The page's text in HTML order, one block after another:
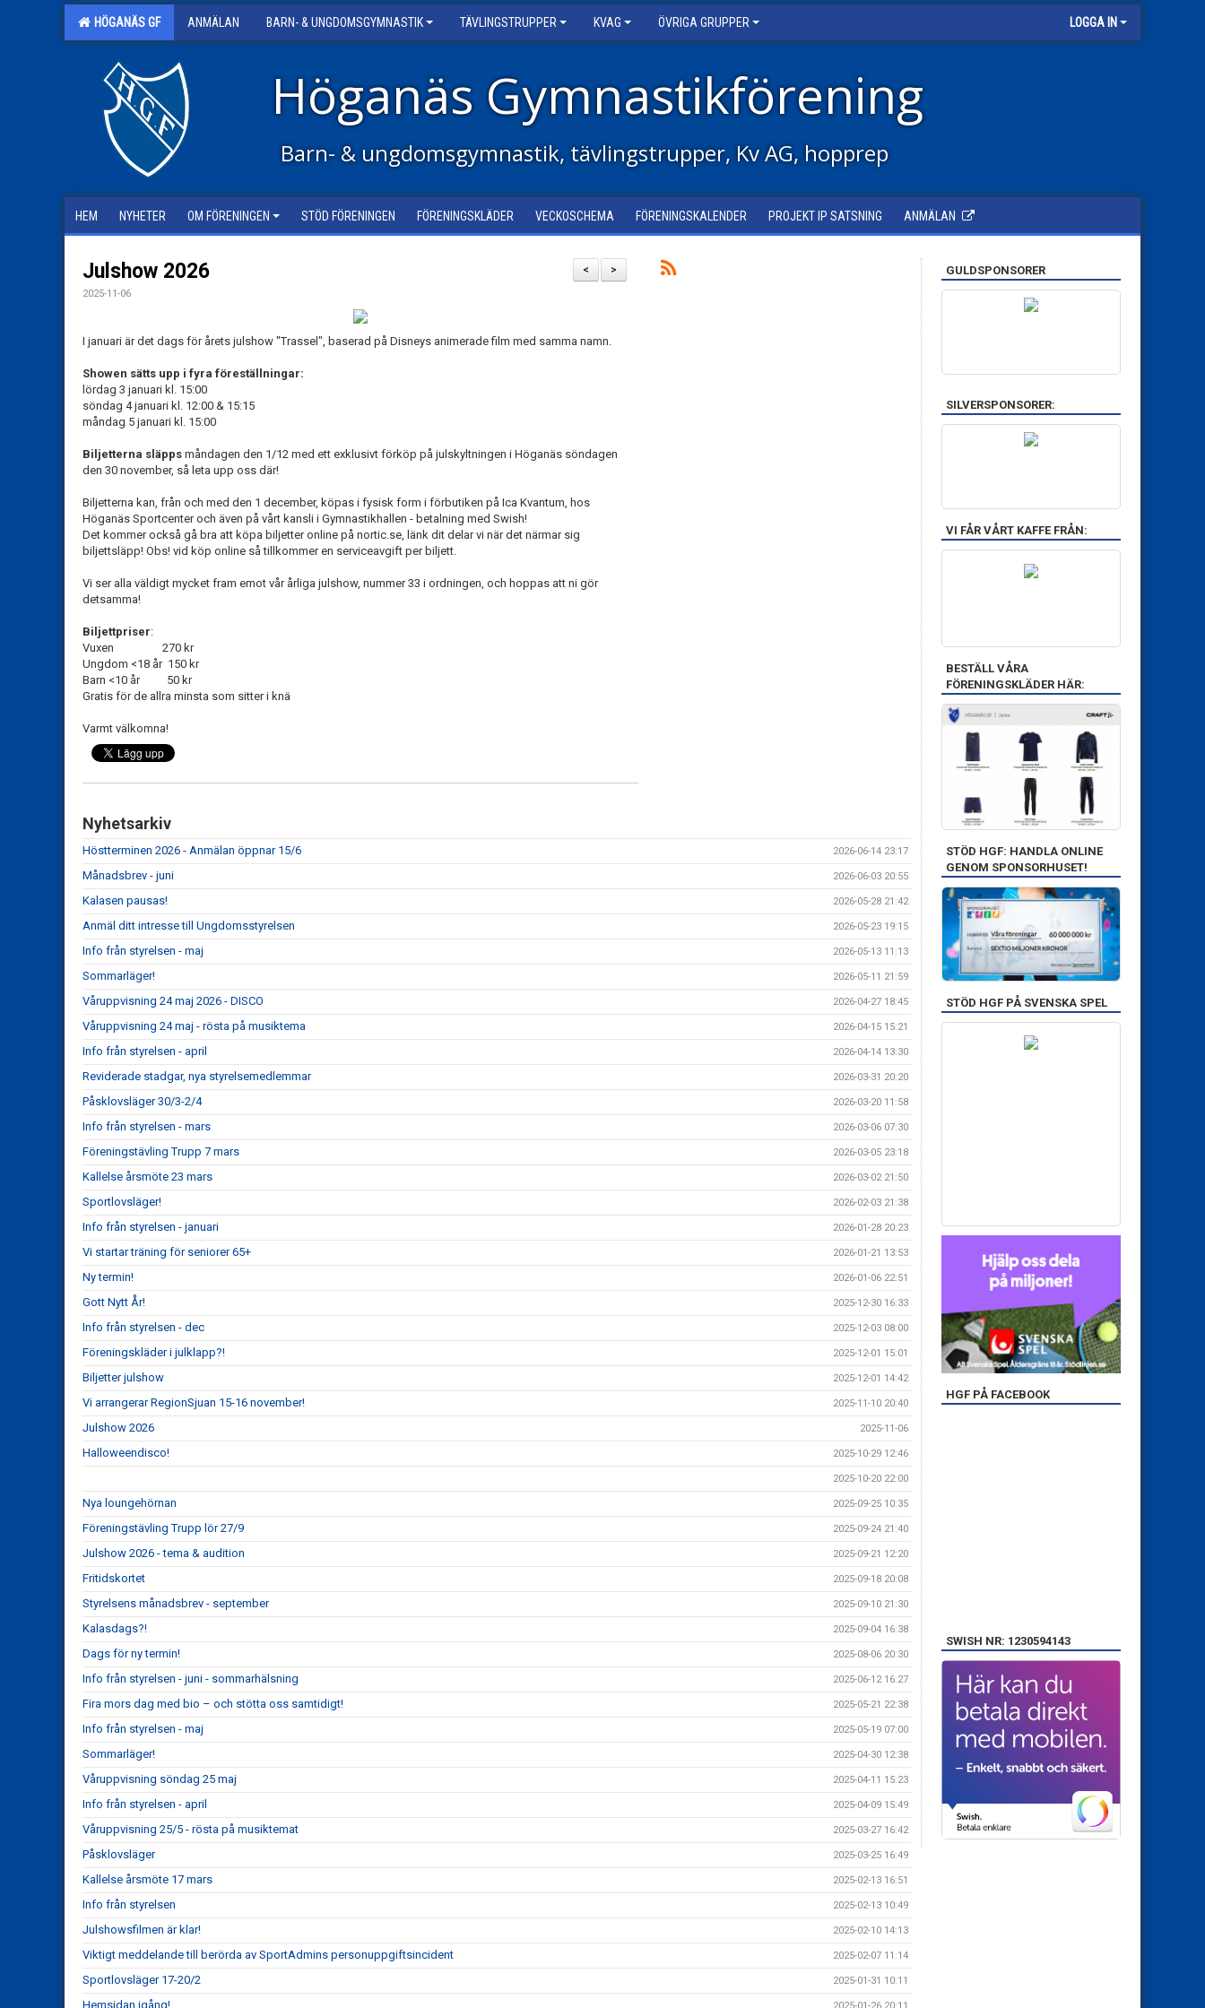
HÖGANÄS GF ANMÄLAN BARN- & UNGDOMSGYMNASTIK TÄVLINGSTRUPPER KVAG ÖVRIGA GRUPPER LOGGA IN
Höganäs Gymnastikförening
Barn- & ungdomsgymnastik, tävlingstrupper, Kv AG, hopprep
HEM NYHETER OM FÖRENINGEN STÖD FÖRENINGEN FÖRENINGSKLÄDER VECKOSCHEMA FÖRENINGSKALENDER PROJEKT IP SATSNING ANMÄLAN
>
<
Julshow 2026
2025-11-06
I januari är det dags för årets julshow "Trassel", baserad på Disneys animerade film med samma namn.
Showen sätts upp i fyra föreställningar:
lördag 3 januari kl. 15:00
söndag 4 januari kl. 12:00 & 15:15
måndag 5 januari kl. 15:00
Biljetterna släpps måndagen den 1/12 med ett exklusivt förköp på julskyltningen i Höganäs söndagen
den 30 november, så leta upp oss där!
Biljetterna kan, från och med den 1 december, köpas i fysisk form i förbutiken på Ica Kvantum, hos
Höganäs Sportcenter och även på vårt kansli i Gymnastikhallen - betalning med Swish!
Det kommer också gå bra att köpa biljetter online på nortic.se, länk dit delar vi när det närmar sig
biljettsläpp! Obs! vid köp online så tillkommer en serviceavgift per biljett.
Vi ser alla väldigt mycket fram emot vår årliga julshow, nummer 33 i ordningen, och hoppas att ni gör
detsamma!
Biljettpriser:
Vuxen 270 kr
Ungdom <18 år 150 kr
Barn <10 år 50 kr
Gratis för de allra minsta som sitter i knä
Varmt välkomna!
Nyhetsarkiv
Höstterminen 2026 - Anmälan öppnar 15/6 2026-06-14 23:17
Månadsbrev - juni 2026-06-03 20:55
Kalasen pausas! 2026-05-28 21:42
Anmäl ditt intresse till Ungdomsstyrelsen 2026-05-23 19:15
Info från styrelsen - maj 2026-05-13 11:13
Sommarläger! 2026-05-11 21:59
Våruppvisning 24 maj 2026 - DISCO 2026-04-27 18:45
Våruppvisning 24 maj - rösta på musiktema 2026-04-15 15:21
Info från styrelsen - april 2026-04-14 13:30
Reviderade stadgar, nya styrelsemedlemmar 2026-03-31 20:20
Påsklovsläger 30/3-2/4 2026-03-20 11:58
Info från styrelsen - mars 2026-03-06 07:30
Föreningstävling Trupp 7 mars 2026-03-05 23:18
Kallelse årsmöte 23 mars 2026-03-02 21:50
Sportlovsläger! 2026-02-03 21:38
Info från styrelsen - januari 2026-01-28 20:23
Vi startar träning för seniorer 65+ 2026-01-21 13:53
Ny termin! 2026-01-06 22:51
Gott Nytt År! 2025-12-30 16:33
Info från styrelsen - dec 2025-12-03 08:00
Föreningskläder i julklapp?! 2025-12-01 15:01
Biljetter julshow 2025-12-01 14:42
Vi arrangerar RegionSjuan 15-16 november! 2025-11-10 20:40
Julshow 2026 2025-11-06
Halloweendisco! 2025-10-29 12:46
2025-10-20 22:00
Nya loungehörnan 2025-09-25 10:35
Föreningstävling Trupp lör 27/9 2025-09-24 21:40
Julshow 2026 - tema & audition 2025-09-21 12:20
Fritidskortet 2025-09-18 20:08
Styrelsens månadsbrev - september 2025-09-10 21:30
Kalasdags?! 2025-09-04 16:38
Dags för ny termin! 2025-08-06 20:30
Info från styrelsen - juni - sommarhälsning 2025-06-12 16:27
Fira mors dag med bio – och stötta oss samtidigt! 2025-05-21 22:38
Info från styrelsen - maj 2025-05-19 07:00
Sommarläger! 2025-04-30 12:38
Våruppvisning söndag 25 maj 2025-04-11 15:23
Info från styrelsen - april 2025-04-09 15:49
Våruppvisning 25/5 - rösta på musiktemat 2025-03-27 16:42
Påsklovsläger 2025-03-25 16:49
Kallelse årsmöte 17 mars 2025-02-13 16:51
Info från styrelsen 2025-02-13 10:49
Julshowsfilmen är klar! 2025-02-10 14:13
Viktigt meddelande till berörda av SportAdmins personuppgiftsincident 2025-02-07 11:14
Sportlovsläger 17-20/2 2025-01-31 10:11
Hemsidan igång!
GULDSPONSORER
SILVERSPONSORER:
VI FÅR VÅRT KAFFE FRÅN:
BESTÄLL VÅRA
FÖRENINGSKLÄDER HÄR:
STÖD HGF: HANDLA ONLINE
GENOM SPONSORHUSET!
STÖD HGF PÅ SVENSKA SPEL
HGF PÅ FACEBOOK
SWISH NR: 1230594143